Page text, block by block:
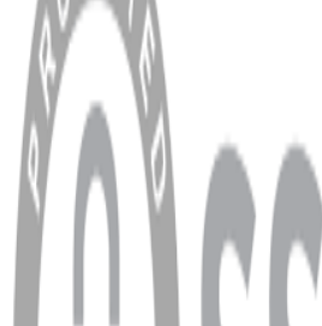
Hesabım
Sipariş Sorgulama
Banka Hesap Bilgileri
YARDIM VE DESTEK
Ödeme ve Teslimat Şartları
Garanti ve İade Şartları
info@dukkanhifi.com
0850 441 40 44